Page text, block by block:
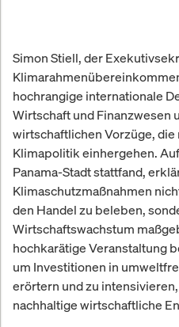
Simon Stiell, der
hochrangige internationale
Wirtschaft und Finanzwesen
wirtschaftlichen Vorzüge,
Klimapolitik einhergehen.
Panama-Stadt stattfand,
Klimaschutzmaßnahmen
den Handel zu beleben,
Wirtschaftswachstum
hochkarätige Veranstaltung
um Investitionen in
erörtern und zu
nachhaltige wirtschaftliche